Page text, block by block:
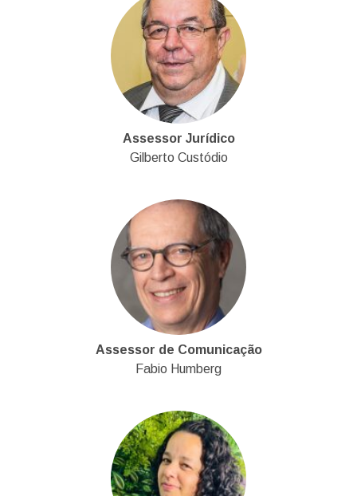
Assessor Jurídico
Gilberto Custódio
Assessor de Comunicação
Fabio Humberg